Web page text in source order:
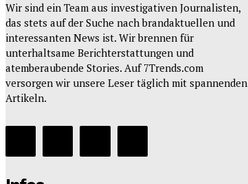
Wir sind ein Team aus investigativen Journalisten,
das stets auf der Suche nach brandaktuellen und
interessanten News ist. Wir brennen für
unterhaltsame Berichterstattungen und
atemberaubende Stories. Auf 7Trends.com
versorgen wir unsere Leser täglich mit spannenden
Artikeln.